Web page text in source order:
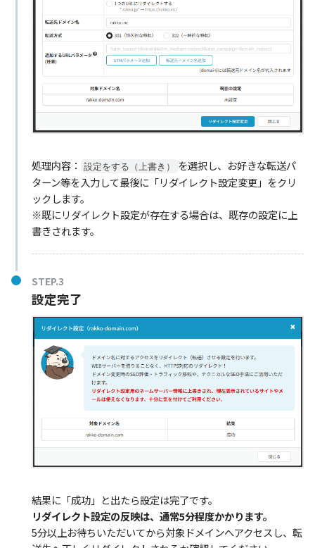
処理内容： 設定をする（上書き）
を選択し、お好きな転送パ
ターン等を入力して最後に「リダイレクト設定変更」をクリ
ックします。
※既にリダイレクト設定が存在する場合は、既存の設定に上
書きされます。
STEP.3
設定完了
結果に「成功」と出たら設定は完了です。
リダイレクト設定の反映は、通常5分程度かかります。
5分以上お待ちいただいてから対象ドメインへアクセスし、転